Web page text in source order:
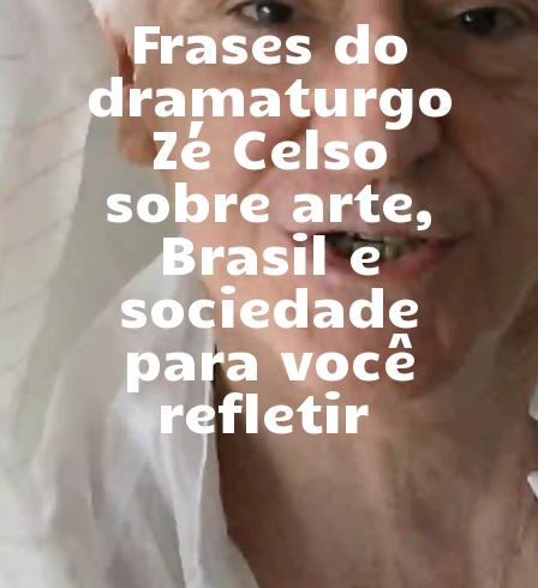
Frases do
dramaturgo
Zé Celso
sobre arte,
Brasil e
sociedade
para você
refletir